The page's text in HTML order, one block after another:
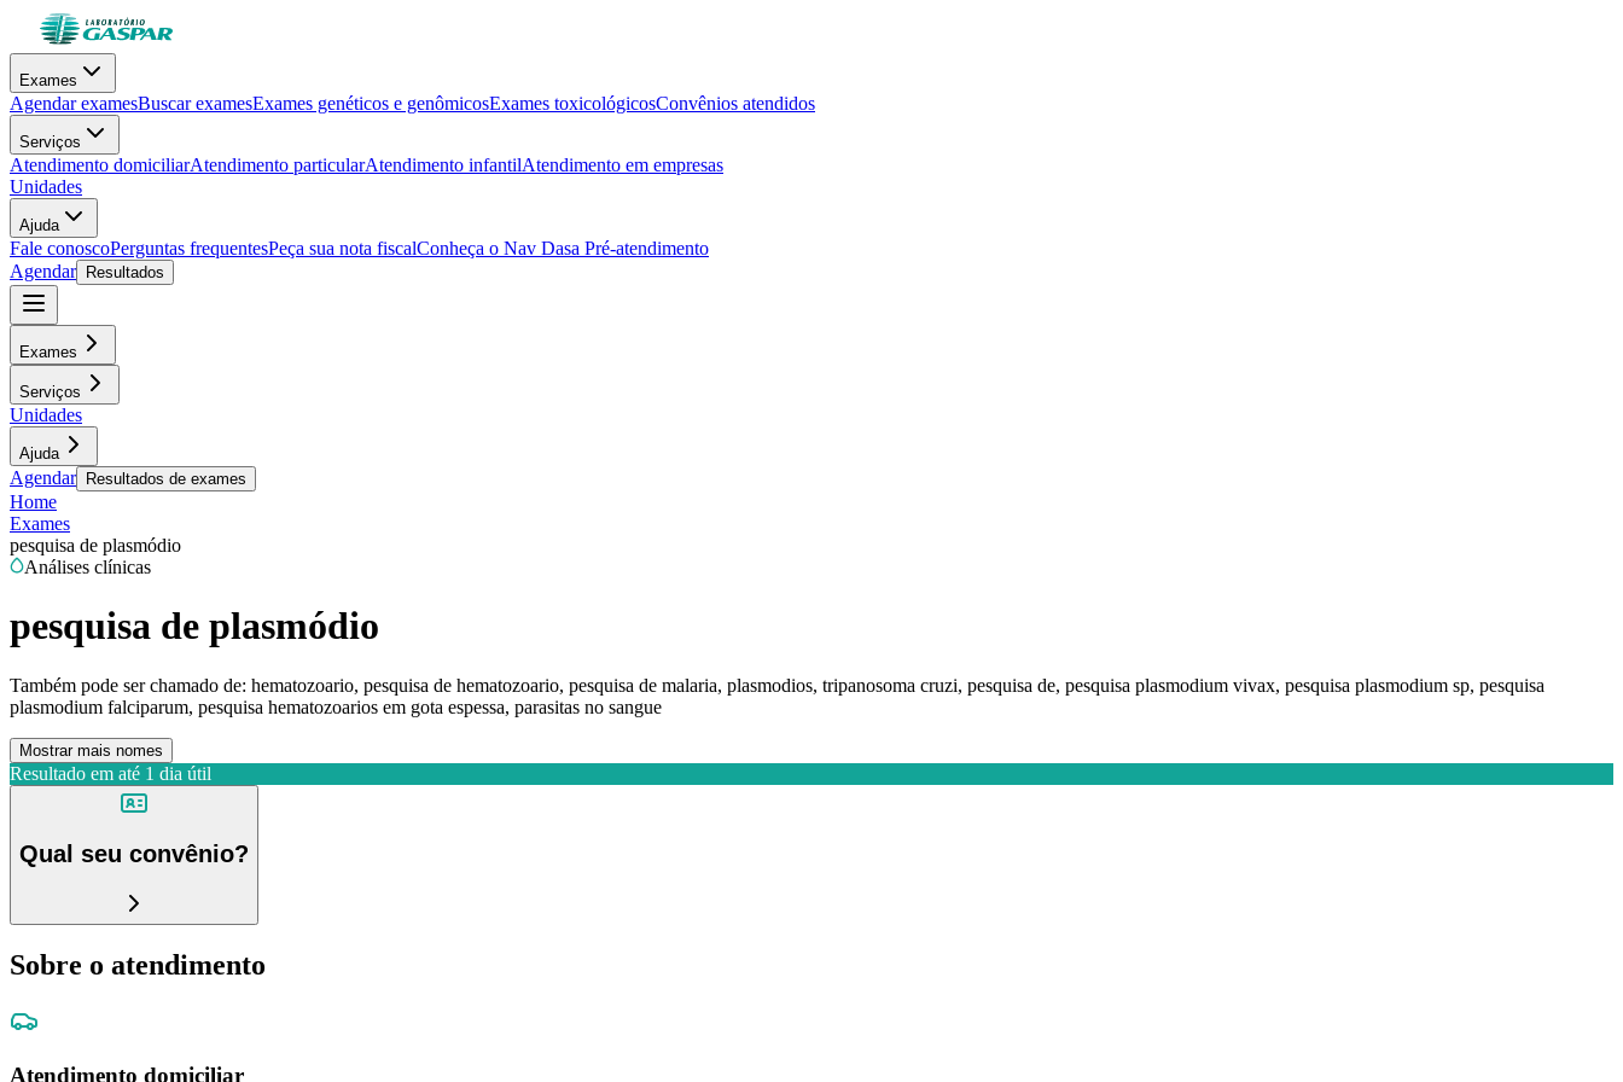
Exames
Agendar examesBuscar examesExames genéticos e genômicosExames toxicológicosConvênios atendidos
Serviços
Atendimento domiciliarAtendimento particularAtendimento infantilAtendimento em empresas
Unidades
Ajuda
Fale conoscoPerguntas frequentesPeça sua nota fiscalConheça o Nav Dasa Pré-atendimento
Agendar
Resultados
Exames
Serviços
Unidades
Ajuda
Agendar Resultados de exames
Home
Exames
pesquisa de plasmódio
Análises clínicas
pesquisa de plasmódio
Também pode ser chamado de: hematozoario, pesquisa de hematozoario, pesquisa de malaria, plasmodios, tripanosoma cruzi, pesquisa de, pesquisa plasmodium vivax, pesquisa plasmodium sp, pesquisa
plasmodium falciparum, pesquisa hematozoarios em gota espessa, parasitas no sangue
Mostrar mais nomes
Resultado em até 1 dia útil
Qual seu convênio?
Sobre o atendimento
Atendimento domiciliar